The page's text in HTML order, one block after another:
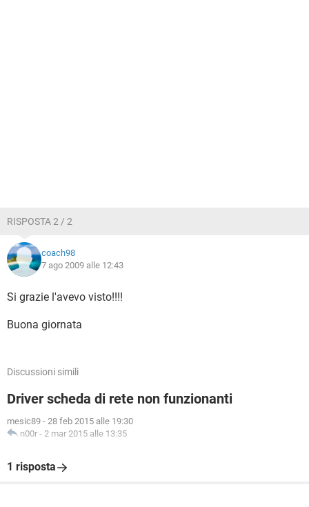
RISPOSTA 2 / 2
coach98
7 ago 2009 alle 12:43
Si grazie l'avevo visto!!!!
Buona giornata
Discussioni simili
Driver scheda di rete non funzionanti
mesic89 - 28 feb 2015 alle 19:30
n00r - 2 mar 2015 alle 13:35
1 risposta